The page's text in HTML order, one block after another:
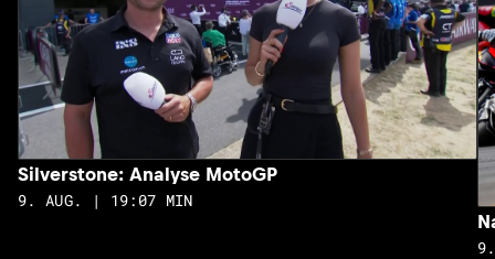
Silverstone: Analyse MotoGP
9. AUG. | 19:07 MIN